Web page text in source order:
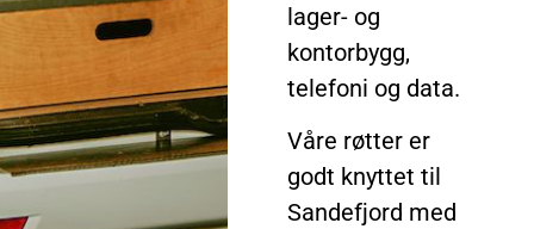
lager- og
kontorbygg,
telefoni og data.
Våre røtter er
godt knyttet til
Sandefjord med